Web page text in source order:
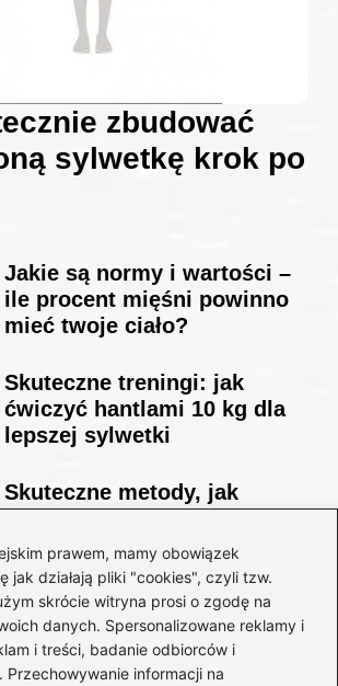
prawem, mamy obowiązek
jak działają pliki "cookies", czyli tzw.
skrócie witryna prosi o zgodę na
danych. Spersonalizowane reklamy i
i treści, badanie odbiorców i
Przechowywanie informacji na
zbudować
sylwetkę krok po
Jakie są normy i wartości –
ile procent mięśni powinno
mieć twoje ciało?
Skuteczne treningi: jak
ćwiczyć hantlami 10 kg dla
lepszej sylwetki
Skuteczne metody, jak
sylwetkę w zaledwie 90 dni
Idealny garnitur: jak dobrać
go do swojej sylwetki?